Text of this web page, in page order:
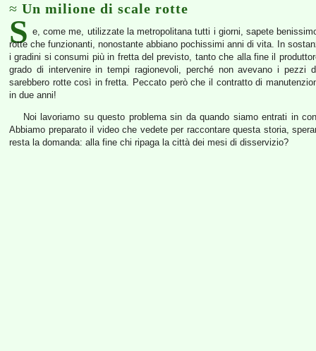
Un milione di scale rotte
S e, come me, utilizzate la metropolitana tutti i giorni, sapete
rotte che funzionanti, nonostante abbiano pochissimi anni di vita. In
i gradini si consumi più in fretta del previsto, tanto che alla fine il
grado di intervenire in tempi ragionevoli, perché non avevano i
sarebbero rotte così in fretta. Peccato però che il contratto di
in due anni!
Noi lavoriamo su questo problema sin da quando siamo entrati in
Abbiamo preparato il video che vedete per raccontare questa storia,
resta la domanda: alla fine chi ripaga la città dei mesi di disservizio?